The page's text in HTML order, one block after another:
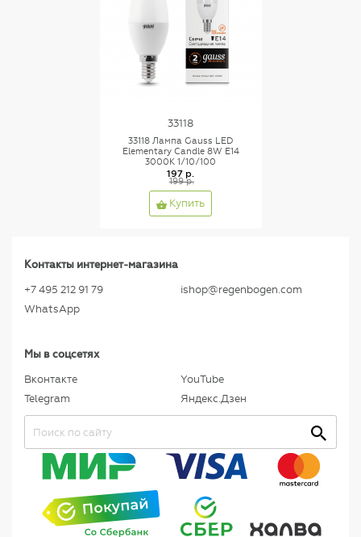
33118
33118 Лампа Gauss LED
Elementary Candle 8W E14
3000K 1/10/100
197 р.
199 р.
Купить
Контакты интернет-магазина
+7 495 212 91 79
WhatsApp
ishop@regenbogen.com
Мы в соцсетях
Вконтакте
Telegram
YouTube
Яндекс.Дзен